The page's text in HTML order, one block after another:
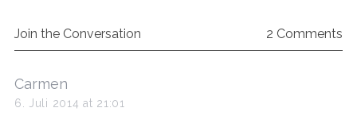
Join the Conversation 2 Comments
s
a
Carmen
6. Juli 2014 at 21:01
: